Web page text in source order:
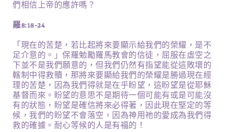
們相信上帝的應許嗎？
羅8:18-24
「現在的苦楚，若比起將來要顯示給我們的榮耀，是不
足介意的。」保羅勉勵羅馬教會的信徒，屈服在虛空之
下並不是我們願意的，但我們仍然有指望能從這敗壞的
轄制中得救贖，那將來要顯給我們的榮耀是勝過現在經
理的苦楚，因為我們得就是在乎盼望，這盼望是從耶穌
基督而來。盼望的意思不是期待一個可能有或是可能沒
有的狀態，盼望是確信將來必得著，因此現在堅定的等
候，我們的盼望不會落空，因為神用祂的愛成為我們得
救的確據。耐心等候的人是有福的！